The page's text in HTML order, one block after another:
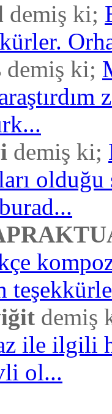
demiş ki;
demiş ki;
demiş ki;
demiş
ile ilgili
ol...